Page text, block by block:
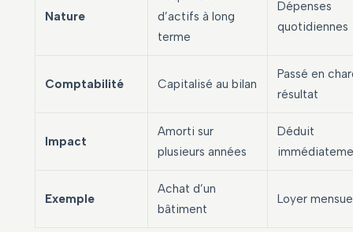
Nature
d’actifs à long
terme
Dépenses
quotidiennes
Comptabilité Capitalisé au bilan
Passé en
résultat
Impact
Amorti sur
plusieurs années
Déduit
Exemple
Achat d’un
bâtiment
Loyer